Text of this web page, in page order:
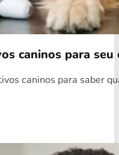
caninos para seu
caninos para saber